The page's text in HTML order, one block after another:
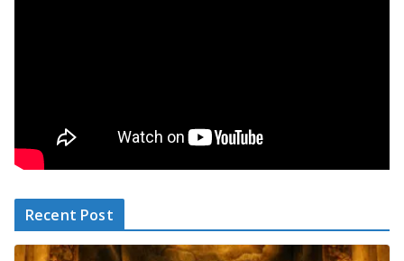
Recent Post